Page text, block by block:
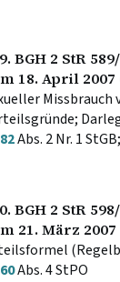
BGH 2 StR
18. April 2007
Missbrauch
Abs. 2 Nr. 1
BGH 2 StR
21. März
Abs. 4 StPO